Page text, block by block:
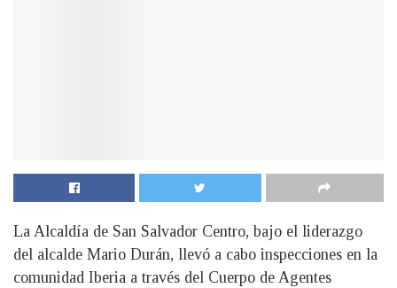
La Alcaldía de San Salvador Centro, bajo el liderazgo
del alcalde Mario Durán, llevó a cabo inspecciones en la
comunidad Iberia a través del Cuerpo de Agentes